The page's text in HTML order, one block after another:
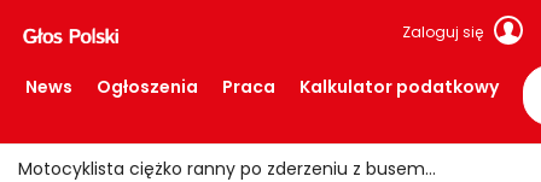
Zaloguj się
News Ogłoszenia Praca Kalkulator podatkowy
Motocyklista ciężko ranny po zderzeniu z busem